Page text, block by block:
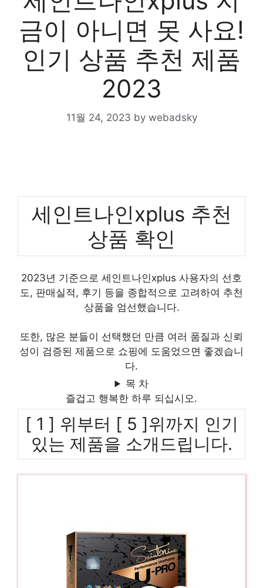
금이 아니면 못 사요!
인기 상품 추천 제품
2023
11월 24, 2023 by webadsky
세인트나인xplus 추천
상품 확인
2023년 기준으로 세인트나인xplus 사용자의 선호
도, 판매실적, 후기 등을 종합적으로 고려하여 추천
상품을 엄선했습니다.
또한, 많은 분들이 선택했던 만큼 여러 품질과 신뢰
성이 검증된 제품으로 쇼핑에 도움었으면 좋겠습니
다.
목 차
즐겁고 행복한 하루 되십시오.
[ 1 ] 위부터 [ 5 ]위까지 인기
있는 제품을 소개드립니다.